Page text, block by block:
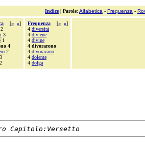
Indice| Parole: Alfabetica - Frequenza -
[« »]
2
3
1
4
2
3
2
Frequenza [« »]
4 diversità
4 diviene
4 divine
4 divorarono
4 divoravano
4 dolente
4 dolga
Capitolo:Versetto